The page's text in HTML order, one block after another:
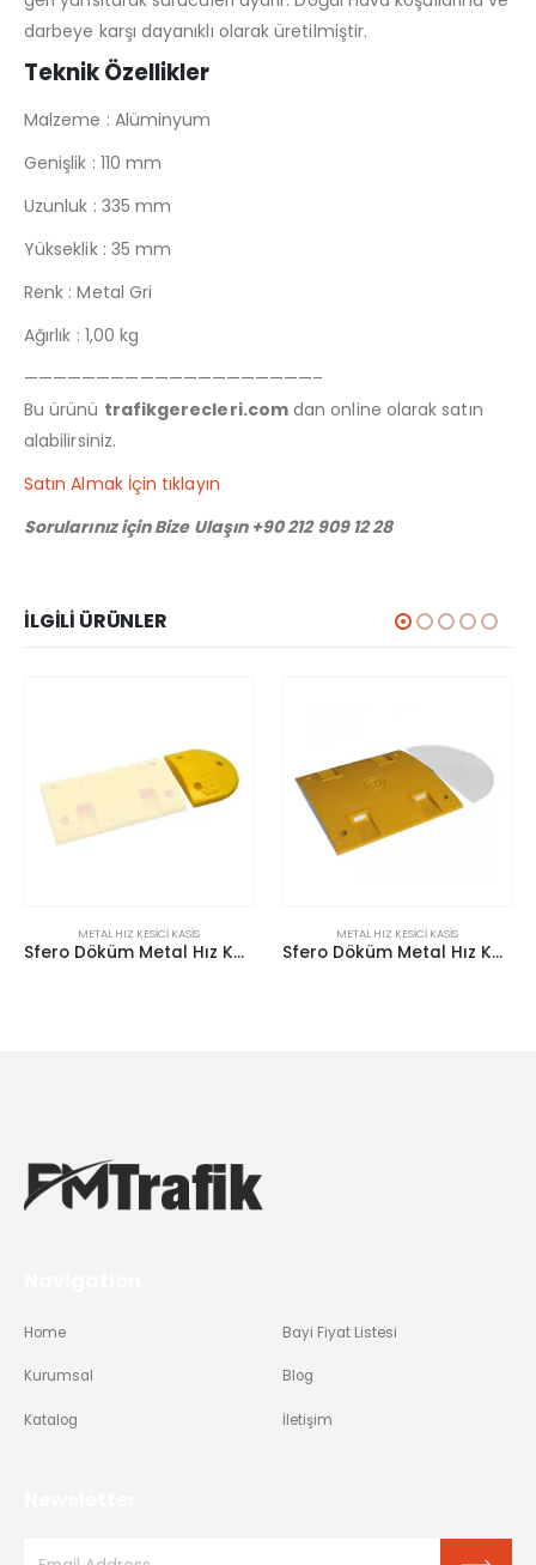
darbeye karşı dayanıklı olarak üretilmiştir.
Teknik Özellikler
Malzeme : Alüminyum
Genişlik : 110 mm
Uzunluk : 335 mm
Yükseklik : 35 mm
Renk : Metal Gri
Ağırlık : 1,00 kg
————————————————————–
Bu ürünü trafikgerecleri.comdan online olarak satın
alabilirsiniz.
Satın Almak İçin tıklayın
Sorularınız için Bize Ulaşın +90 212 909 12 28
İLGILI ÜRÜNLER
METAL HIZ KESICI KASIS
Sfero Döküm Metal Hız Kesici Kasis 300×250 mm
METAL HIZ KESICI KASIS
Sfero Döküm Metal Hız Kesici Kasis 500×500 mm
Home
Kurumsal
Katalog
Bayi Fiyat Listesi
Blog
İletişim